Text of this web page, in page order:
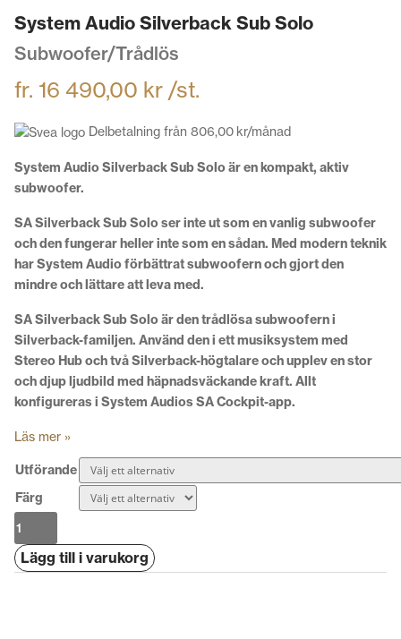
System Audio Silverback Sub Solo
Subwoofer/Trådlös
fr. 16 490,00 kr /st.
Delbetalning från 806,00 kr/månad
System Audio Silverback Sub Solo är en kompakt, aktiv
subwoofer.
SA Silverback Sub Solo ser inte ut som en vanlig subwoofer
och den fungerar heller inte som en sådan. Med modern teknik
har System Audio förbättrat subwoofern och gjort den
mindre och lättare att leva med.
SA Silverback Sub Solo är den trådlösa subwoofern i
Silverback-familjen. Använd den i ett musiksystem med
Stereo Hub och två Silverback-högtalare och upplev en stor
och djup ljudbild med häpnadsväckande kraft. Allt
konfigureras i System Audios SA Cockpit-app.
Läs mer »
Utförande
Färg
System
Audio
Silverback
Lägg till i varukorg